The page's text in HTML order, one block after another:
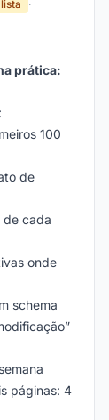
·
prática:
100
de
de cada
onde
schema
páginas: 4